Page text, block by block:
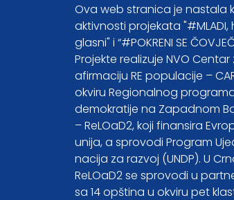
Ova web stranica je nastala
aktivnosti projekata "#MLADI,
glasni" i “#POKRENI SE
Projekte realizuje NVO Centar
afirmaciju RE populacije –
okviru Regionalnog
demokratije na Zapadnom
– ReLOaD2, koji finansira
unija, a sprovodi Program
nacija za razvoj (UNDP). U
ReLOaD2 se sprovodi u
sa 14 opština u okviru pet